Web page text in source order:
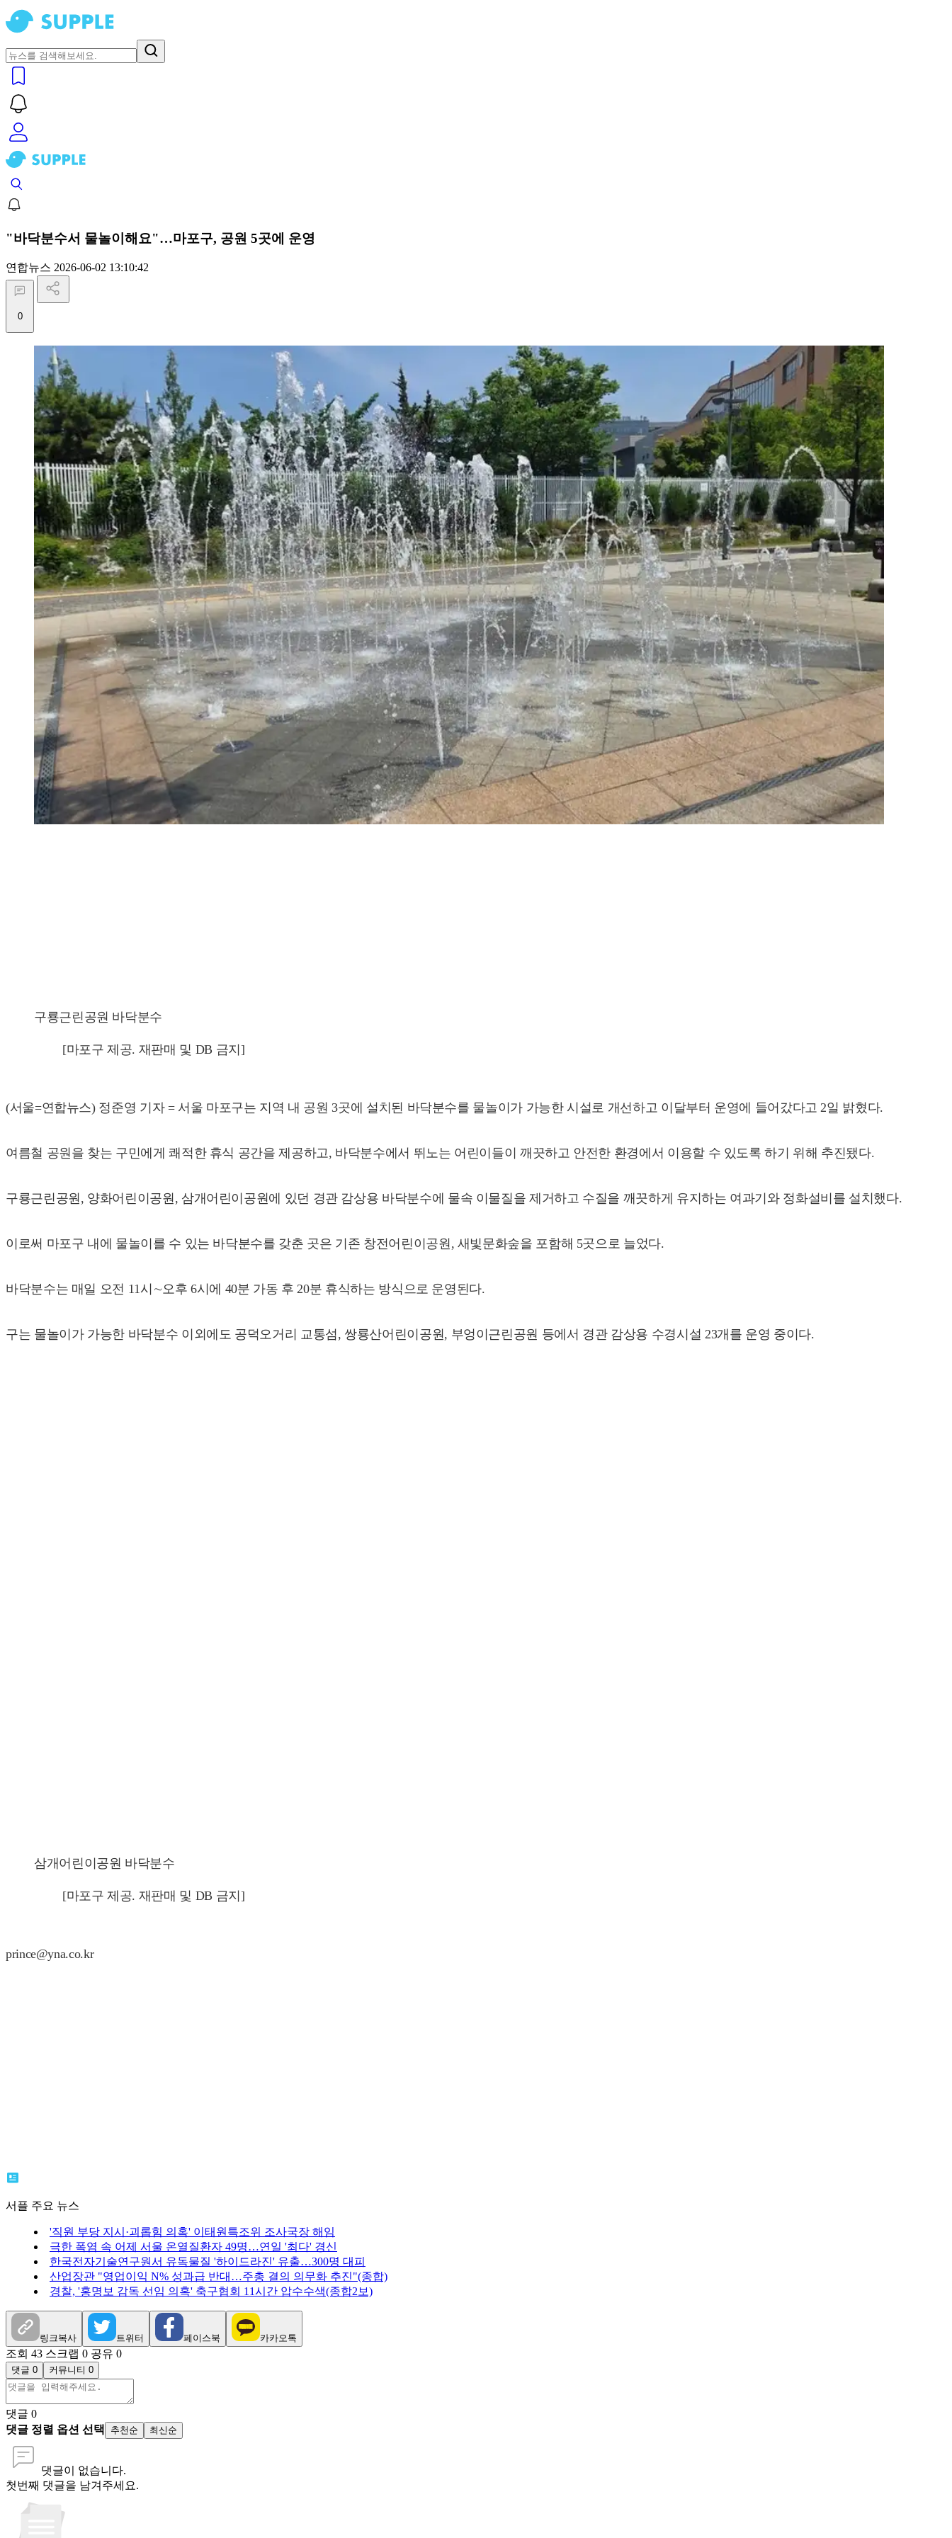
"바닥분수서 물놀이해요"…마포구, 공원 5곳에 운영
연합뉴스 2026-06-02 13:10:42
0
구룡근린공원 바닥분수
[마포구 제공. 재판매 및 DB 금지]
(서울=연합뉴스) 정준영 기자 = 서울 마포구는 지역 내 공원 3곳에 설치된 바닥분수를 물놀이가 가능한 시설로 개선하고 이달부터 운영에 들어갔다고 2일 밝혔다.
여름철 공원을 찾는 구민에게 쾌적한 휴식 공간을 제공하고, 바닥분수에서 뛰노는 어린이들이 깨끗하고 안전한 환경에서 이용할 수 있도록 하기 위해 추진됐다.
구룡근린공원, 양화어린이공원, 삼개어린이공원에 있던 경관 감상용 바닥분수에 물속 이물질을 제거하고 수질을 깨끗하게 유지하는 여과기와 정화설비를 설치했다.
이로써 마포구 내에 물놀이를 수 있는 바닥분수를 갖춘 곳은 기존 창전어린이공원, 새빛문화숲을 포함해 5곳으로 늘었다.
바닥분수는 매일 오전 11시∼오후 6시에 40분 가동 후 20분 휴식하는 방식으로 운영된다.
구는 물놀이가 가능한 바닥분수 이외에도 공덕오거리 교통섬, 쌍룡산어린이공원, 부엉이근린공원 등에서 경관 감상용 수경시설 23개를 운영 중이다.
삼개어린이공원 바닥분수
[마포구 제공. 재판매 및 DB 금지]
prince@yna.co.kr
서플 주요 뉴스
'직원 부당 지시·괴롭힘 의혹' 이태원특조위 조사국장 해임
극한 폭염 속 어제 서울 온열질환자 49명…연일 '최다' 경신
한국전자기술연구원서 유독물질 '하이드라진' 유출…300명 대피
산업장관 "영업이익 N% 성과급 반대…주총 결의 의무화 추진"(종합)
경찰, '홍명보 감독 선임 의혹' 축구협회 11시간 압수수색(종합2보)
링크복사 트위터 페이스북 카카오톡
조회 43 스크랩 0 공유 0
댓글 0 커뮤니티 0
댓글 0
댓글 정렬 옵션 선택
추천순 최신순
댓글이 없습니다.
첫번째 댓글을 남겨주세요.